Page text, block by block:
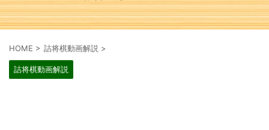
HOME > 詰将棋動画解説 >
詰将棋動画解説